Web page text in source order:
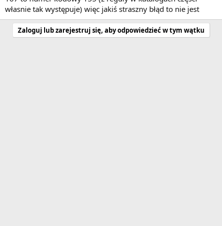
własnie tak występuje) więc jakiś straszny błąd to nie jest
Zaloguj lub zarejestruj się, aby odpowiedzieć w tym wątku